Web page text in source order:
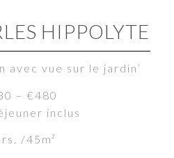
HIPPOLYTE
avec vue sur le jardin’
– €480
inclus
/45m²